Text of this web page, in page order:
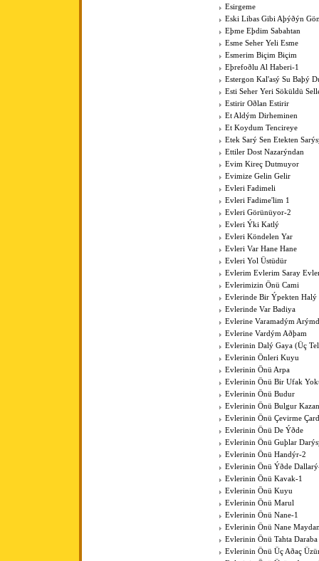
Esirgeme
Eski Libas Gibi Aþýðýn
Eþme Eþdim Sabahtan
Esme Seher Yeli Esme
Esmerim Biçim Biçim
Eþrefoðlu Al Haberi-1
Estergon Kal'asý Su Baþý
Esti Seher Yeri Söküldü
Estirir Oðlan Estirir
Et Aldým Dirheminen
Et Koydum Tencireye
Etek Sarý Sen Etekten
Ettiler Dost Nazarýndan
Evim Kireç Dutmuyor
Evimize Gelin Gelir
Evleri Fadimeli
Evleri Fadime'lim 1
Evleri Görünüyor-2
Evleri Ýki Katlý
Evleri Köndelen Yar
Evleri Var Hane Hane
Evleri Yol Üstüdür
Evlerim Evlerim Saray
Evlerimizin Önü Cami
Evlerinde Bir Ýpekten Halý
Evlerinde Var Badiya
Evlerine Varamadým
Evlerine Vardým Aðþam
Evlerinin Dalý Gaya (Üç
Evlerinin Önleri Kuyu
Evlerinin Önü Arpa
Evlerinin Önü Bir Ufak
Evlerinin Önü Budur
Evlerinin Önü Bulgur
Evlerinin Önü Çevirme
Evlerinin Önü De Ýðde
Evlerinin Önü Guþlar
Evlerinin Önü Handýr-2
Evlerinin Önü Ýðde
Evlerinin Önü Kavak-1
Evlerinin Önü Kuyu
Evlerinin Önü Marul
Evlerinin Önü Nane-1
Evlerinin Önü Nane
Evlerinin Önü Tahta Daraba
Evlerinin Önü Üç Aðaç